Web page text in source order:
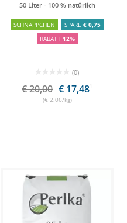
50 Liter - 100 % natürlich
SCHNÄPPCHEN SPARE € 0,75
RABATT 12%
(0)
€ 20,00 € 17,481
(€ 2,06/kg)